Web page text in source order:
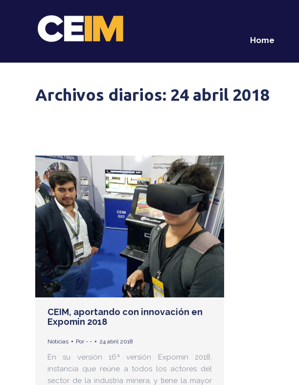
Home
Archivos diarios: 24 abril 2018
CEIM, aportando con innovación en
Expomin 2018
Noticias Por- - 24 abril 2018
En su versión 16ª versión Expomin 2018,
instancia que reúne a todos los actores del
sector de la industria minera, y tiene la mayor